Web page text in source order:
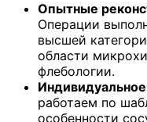
Опытные
Операции
высшей
области
флебологии.
работаем по
особенности